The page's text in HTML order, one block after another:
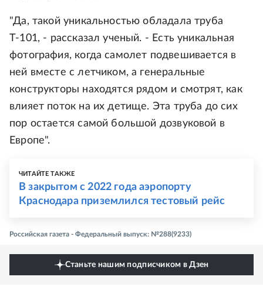
"Да, такой уникальностью обладала труба
Т-101, - рассказал ученый. - Есть уникальная
фотография, когда самолет подвешивается в
ней вместе с летчиком, а генеральные
конструкторы находятся рядом и смотрят, как
влияет поток на их детище. Эта труба до сих
пор остается самой большой дозвуковой в
Европе".
ЧИТАЙТЕ ТАКЖЕ
В закрытом с 2022 года аэропорту
Краснодара приземлился тестовый рейс
Российская газета - Федеральный выпуск: №288(9233)
Станьте нашим подписчиком в Дзен